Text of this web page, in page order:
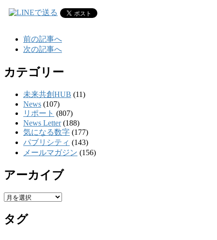
前の記事へ
次の記事へ
カテゴリー
未来共創HUB (11)
News (107)
リポート (807)
News Letter(188)
気になる数字 (177)
パブリシティ (143)
メールマガジン (156)
アーカイブ
ア
カ
イ
タグ